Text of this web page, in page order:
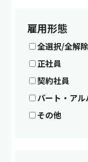
雇用形態
全選択/全解除
正社員
契約社員
パート・アル
その他